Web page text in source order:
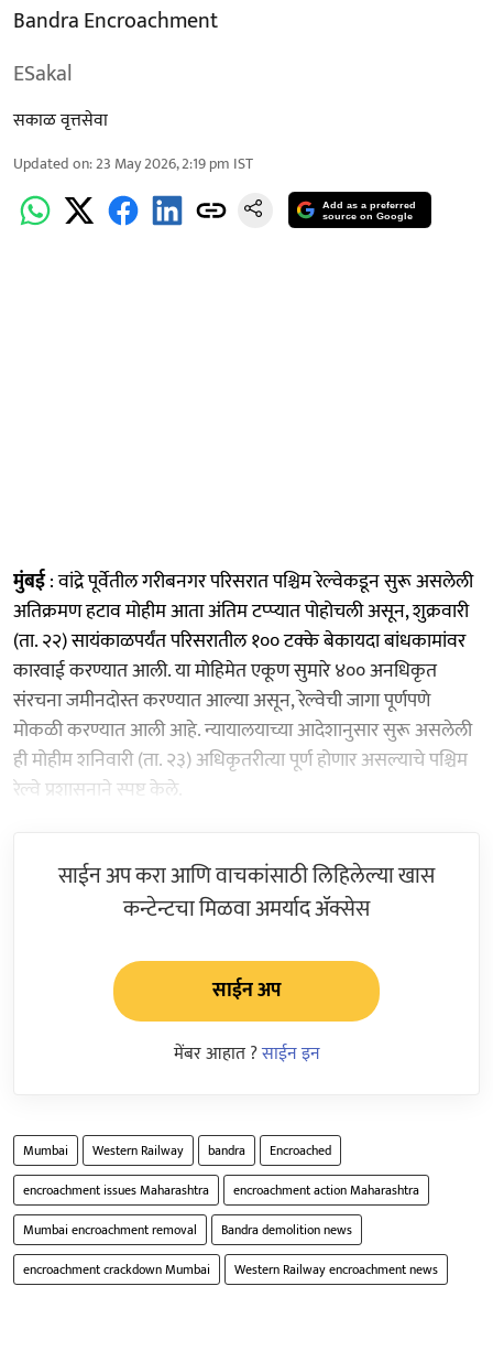
Bandra Encroachment
ESakal
सकाळ वृत्तसेवा
Updated on:23 May 2026, 2:19 pm IST
Add as a preferred
source on Google
मुंबई: वांद्रे पूर्वेतील गरीबनगर परिसरात पश्चिम रेल्वेकडून सुरू असलेली
अतिक्रमण हटाव मोहीम आता अंतिम टप्प्यात पोहोचली असून, शुक्रवारी
(ता. २२) सायंकाळपर्यंत परिसरातील १०० टक्के बेकायदा बांधकामांवर
कारवाई करण्यात आली. या मोहिमेत एकूण सुमारे ४०० अनधिकृत
संरचना जमीनदोस्त करण्यात आल्या असून, रेल्वेची जागा पूर्णपणे
मोकळी करण्यात आली आहे. न्यायालयाच्या आदेशानुसार सुरू असलेली
ही मोहीम शनिवारी (ता. २३) अधिकृतरीत्या पूर्ण होणार असल्याचे पश्चिम
रेल्वे प्रशासनाने स्पष्ट केले.
साईन अप करा आणि वाचकांसाठी लिहिलेल्या खास
कन्टेन्टचा मिळवा अमर्याद ॲक्सेस
साईन अप
मेंबर आहात ?साईन इन
Mumbai Western Railway bandra
Encroached
encroachment issues Maharashtra
encroachment action Maharashtra
Mumbai encroachment removal
Bandra demolition news
encroachment crackdown Mumbai
Western Railway encroachment news